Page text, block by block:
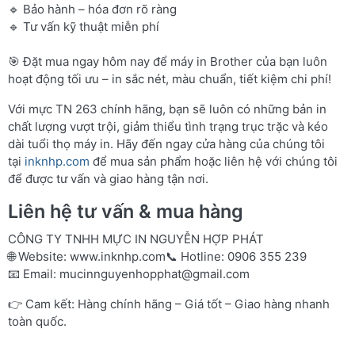
🔹 Bảo hành – hóa đơn rõ ràng
🔹 Tư vấn kỹ thuật miễn phí
🎯 Đặt mua ngay hôm nay để máy in Brother của bạn luôn
hoạt động tối ưu – in sắc nét, màu chuẩn, tiết kiệm chi phí!
Với mực TN 263 chính hãng, bạn sẽ luôn có những bản in
chất lượng vượt trội, giảm thiểu tình trạng trục trặc và kéo
dài tuổi thọ máy in. Hãy đến ngay cửa hàng của chúng tôi
tại inknhp.com để mua sản phẩm hoặc liên hệ với chúng tôi
để được tư vấn và giao hàng tận nơi.
Liên hệ tư vấn & mua hàng
CÔNG TY TNHH MỰC IN NGUYỄN HỢP PHÁT
🌐 Website: www.inknhp.com📞 Hotline: 0906 355 239
📧 Email: mucinnguyenhopphat@gmail.com
👉 Cam kết: Hàng chính hãng – Giá tốt – Giao hàng nhanh
toàn quốc.